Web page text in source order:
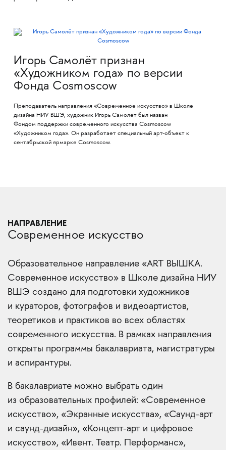
Игорь Самолёт признан
«Художником года» по версии
Фонда Cosmoscow
Преподаватель направления «Современное искусство» в Школе
дизайна НИУ ВШЭ, художник Игорь Самолёт был назван
Фондом поддержки современного искусства Cosmoscow
«Художником года». Он разработает специальный арт-объект к
сентябрьской ярмарке Cosmoscow.
НАПРАВЛЕНИЕ
Современное искусство
Образовательное направление «ART ВЫШКА.
Современное искусство» в Школе дизайна НИУ
ВШЭ создано для подготовки художников
и кураторов, фотографов и видеоартистов,
теоретиков и практиков во всех областях
современного искусства. В рамках направления
открыты программы бакалавриата, магистратуры
и аспирантуры.
В бакалавриате можно выбрать один
из образовательных профилей: «Современное
искусство», «Экранные искусства», «Саунд-арт
и саунд-дизайн», «Концепт-арт и цифровое
искусство», «Ивент. Театр. Перформанс»,